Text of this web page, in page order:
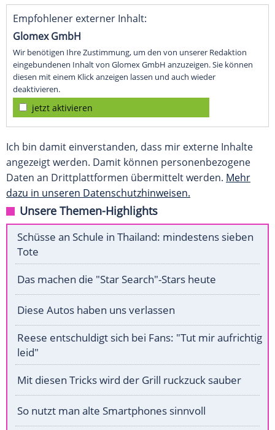
Empfohlener externer Inhalt:
Glomex GmbH
Wir benötigen Ihre Zustimmung, um den von unserer Redaktion
eingebundenen Inhalt von Glomex GmbH anzuzeigen. Sie können
diesen mit einem Klick anzeigen lassen und auch wieder
deaktivieren.
jetzt aktivieren
Ich bin damit einverstanden, dass mir externe Inhalte
angezeigt werden. Damit können personenbezogene
Daten an Drittplattformen übermittelt werden. Mehr
dazu in unseren Datenschutzhinweisen.
Unsere Themen-Highlights
Schüsse an Schule in Thailand: mindestens sieben
Tote
Das machen die "Star Search"-Stars heute
Diese Autos haben uns verlassen
Reese entschuldigt sich bei Fans: "Tut mir aufrichtig
leid"
Mit diesen Tricks wird der Grill ruckzuck sauber
So nutzt man alte Smartphones sinnvoll